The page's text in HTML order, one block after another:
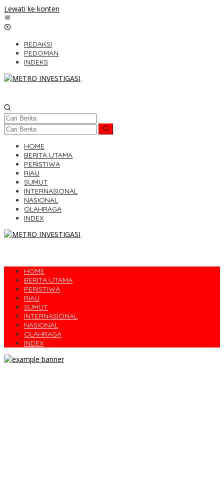
Lewati ke konten
REDAKSI
PEDOMAN
INDEKS
HOME
BERITA UTAMA
PERISTIWA
RIAU
SUMUT
INTERNASIONAL
NASIONAL
OLAHRAGA
INDEX
HOME
BERITA UTAMA
PERISTIWA
RIAU
SUMUT
INTERNASIONAL
NASIONAL
OLAHRAGA
INDEX